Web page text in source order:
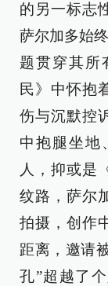
的另一标志
萨尔加多始
题贯穿其所
民》中怀抱
伤与沉默控
中抱腿坐地
人，抑或是
纹路，萨尔
拍摄，创作
距离，邀请
孔”超越了